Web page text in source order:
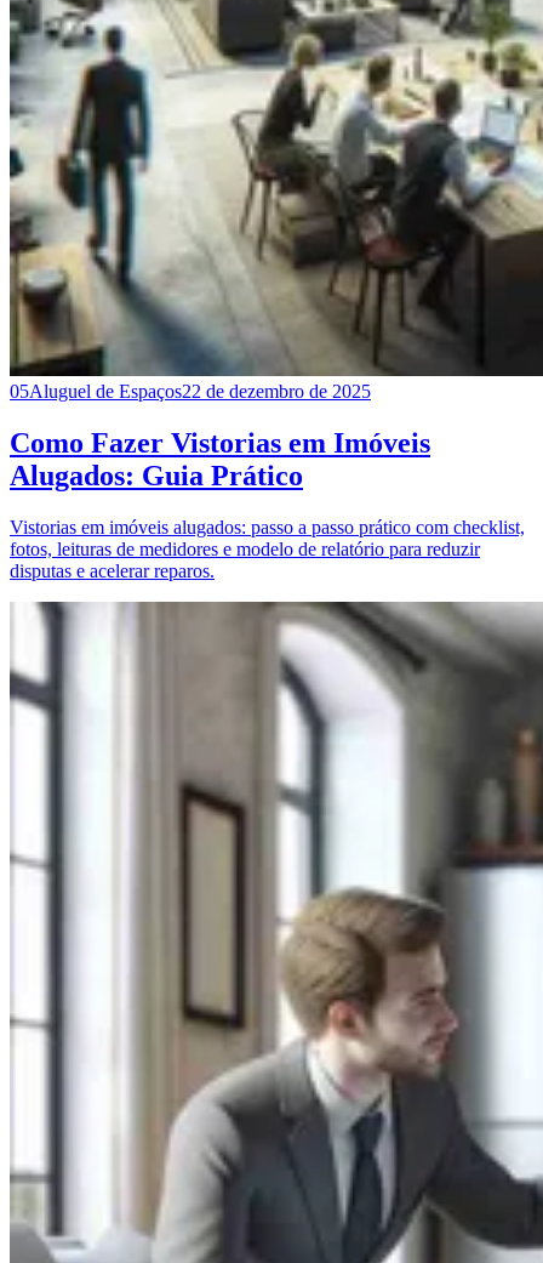
05Aluguel de Espaços22 de dezembro de 2025
Como Fazer Vistorias em Imóveis
Alugados: Guia Prático
Vistorias em imóveis alugados: passo a passo prático com checklist,
fotos, leituras de medidores e modelo de relatório para reduzir
disputas e acelerar reparos.